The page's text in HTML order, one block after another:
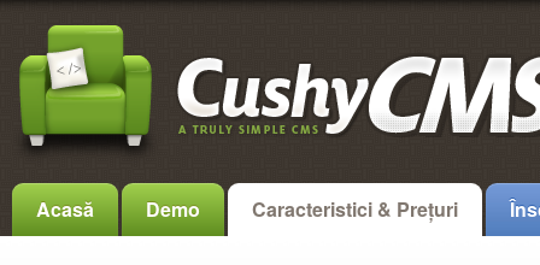
Acasă Demo Caracteristici & Prețuri